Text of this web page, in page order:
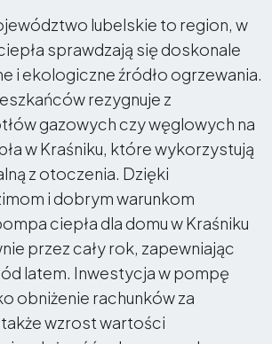
lubelskie to region, w
sprawdzają się doskonale
i ekologiczne źródło ogrzewania.
rezygnuje z
gazowych czy węglowych na
w Kraśniku, które wykorzystują
z otoczenia. Dzięki
i dobrym warunkom
ciepła dla domu w Kraśniku
przez cały rok, zapewniając
latem. Inwestycja w pompę
obniżenie rachunków za
wzrost wartości